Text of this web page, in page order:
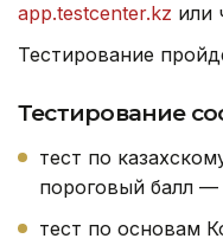
app.testcenter.kz или
Тестирование
Тестирование
тест по
пороговый балл —
тест по основам